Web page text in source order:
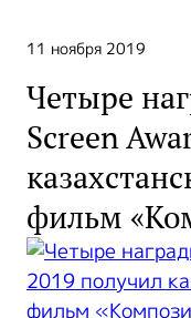
11 ноября 2019
Четыре
Screen
фильм